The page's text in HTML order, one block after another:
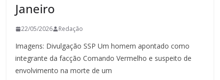
Janeiro
22/05/2026 Redação
Imagens: Divulgação SSP Um homem apontado como
integrante da facção Comando Vermelho e suspeito de
envolvimento na morte de um